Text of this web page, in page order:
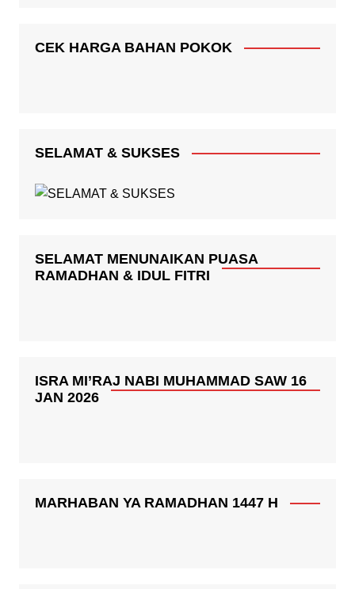
CEK HARGA BAHAN POKOK
SELAMAT & SUKSES
SELAMAT MENUNAIKAN PUASA
RAMADHAN & IDUL FITRI
ISRA MI’RAJ NABI MUHAMMAD SAW 16
JAN 2026
MARHABAN YA RAMADHAN 1447 H